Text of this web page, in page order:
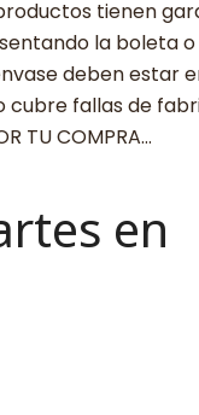
tienen
la boleta
deben estar
cubre fallas de
TU COMPRA…
en